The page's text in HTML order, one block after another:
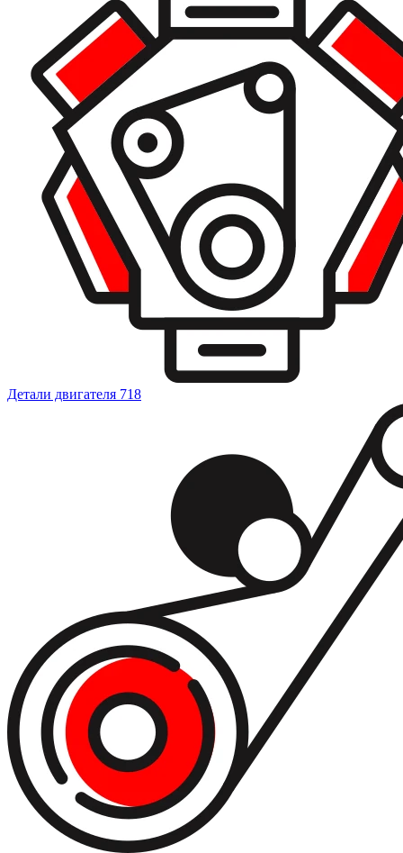
Детали двигателя 718